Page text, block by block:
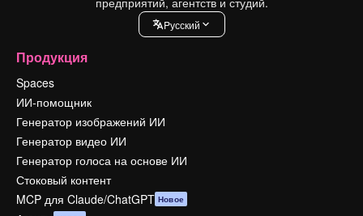
Pусский
Продукция
Spaces
ИИ-помощник
Генератор изображений ИИ
Генератор видео ИИ
Генератор голоса на основе ИИ
Стоковый контент
MCP для Claude/ChatGPT Новое